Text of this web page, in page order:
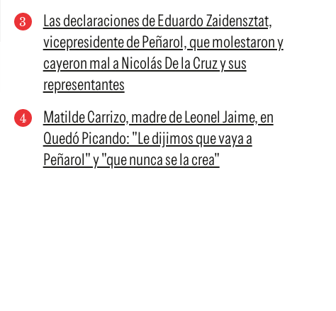
Las declaraciones de Eduardo Zaidensztat,
vicepresidente de Peñarol, que molestaron y
cayeron mal a Nicolás De la Cruz y sus
representantes
Matilde Carrizo, madre de Leonel Jaime, en
Quedó Picando: "Le dijimos que vaya a
Peñarol" y "que nunca se la crea"